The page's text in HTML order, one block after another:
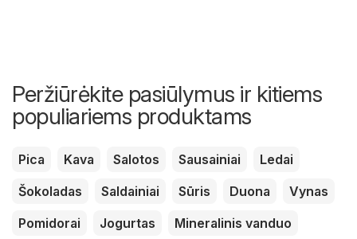
Peržiūrėkite pasiūlymus ir kitiems
populiariems produktams
Pica Kava Salotos Sausainiai
Ledai
Šokoladas
Saldainiai Sūris Duona
Vynas
Pomidorai
Jogurtas
Mineralinis vanduo